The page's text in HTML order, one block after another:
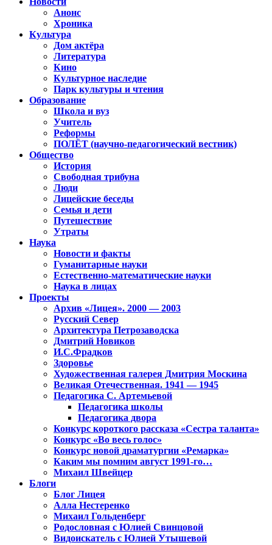
Анонс
Хроника
Культура
Дом актёра
Литература
Кино
Культурное наследие
Парк культуры и чтения
Образование
Школа и вуз
Учитель
Реформы
ПОЛЁТ (научно-педагогический вестник)
Общество
История
Свободная трибуна
Люди
Лицейские беседы
Семья и дети
Путешествие
Утраты
Наука
Новости и факты
Гуманитарные науки
Естественно-математические науки
Наука в лицах
Проекты
Архив «Лицея». 2000 — 2003
Русский Север
Архитектура Петрозаводска
Дмитрий Новиков
И.С.Фрадков
Здоровье
Художественная галерея Дмитрия Москина
Великая Отечественная. 1941 — 1945
Педагогика С. Артемьевой
Педагогика школы
Педагогика двора
Конкурс короткого рассказа «Сестра таланта»
Конкурс «Во весь голос»
Конкурс новой драматургии «Ремарка»
Каким мы помним август 1991-го…
Михаил Швейцер
Блоги
Блог Лицея
Алла Нестеренко
Михаил Гольденберг
Родословная с Юлией Свинцовой
Видоискатель с Юлией Утышевой